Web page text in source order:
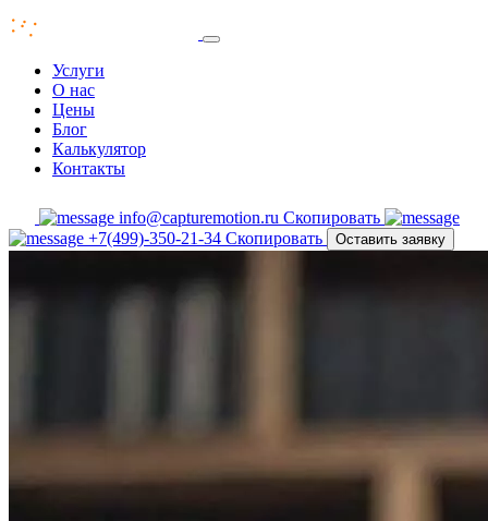
Услуги
О нас
Цены
Блог
Калькулятор
Контакты
info@capturemotion.ru Скопировать
+7(499)-350-21-34 Скопировать Оставить заявку